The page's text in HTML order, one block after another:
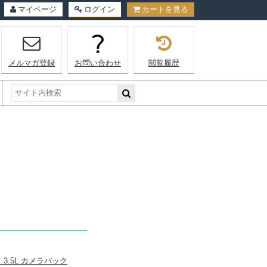
マイページ ログイン カートを見る
メルマガ登録 お問い合わせ 閲覧履歴
カメラバック